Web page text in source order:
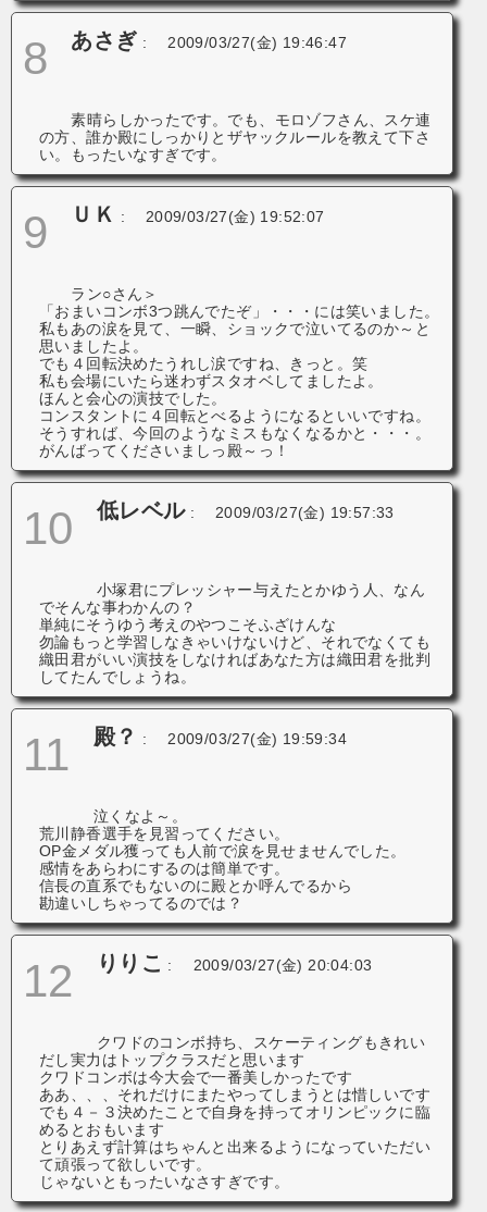
8 あさぎ : 2009/03/27(金) 19:46:47
素晴らしかったです。でも、モロゾフさん、スケ連
の方、誰か殿にしっかりとザヤックルールを教えて下さ
い。もったいなすぎです。
9 ＵＫ : 2009/03/27(金) 19:52:07
ラン○さん＞
「おまいコンボ3つ跳んでたぞ」・・・には笑いました。
私もあの涙を見て、一瞬、ショックで泣いてるのか～と
思いましたよ。
でも４回転決めたうれし涙ですね、きっと。笑
私も会場にいたら迷わずスタオベしてましたよ。
ほんと会心の演技でした。
コンスタントに４回転とべるようになるといいですね。
そうすれば、今回のようなミスもなくなるかと・・・。
がんばってくださいましっ殿～っ！
10 低レベル: 2009/03/27(金) 19:57:33
小塚君にプレッシャー与えたとかゆう人、なん
でそんな事わかんの？
単純にそうゆう考えのやつこそふざけんな
勿論もっと学習しなきゃいけないけど、それでなくても
織田君がいい演技をしなければあなた方は織田君を批判
してたんでしょうね。
11 殿？ : 2009/03/27(金) 19:59:34
泣くなよ～。
荒川静香選手を見習ってください。
OP金メダル獲っても人前で涙を見せませんでした。
感情をあらわにするのは簡単です。
信長の直系でもないのに殿とか呼んでるから
勘違いしちゃってるのでは？
12 りりこ : 2009/03/27(金) 20:04:03
クワドのコンボ持ち、スケーティングもきれい
だし実力はトップクラスだと思います
クワドコンボは今大会で一番美しかったです
ああ、、、それだけにまたやってしまうとは惜しいです
でも４－３決めたことで自身を持ってオリンピックに臨
めるとおもいます
とりあえず計算はちゃんと出来るようになっていただい
て頑張って欲しいです。
じゃないともったいなさすぎです。